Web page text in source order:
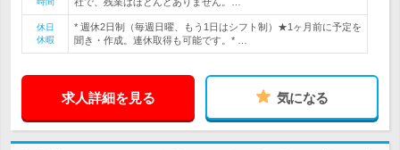
休日
休暇
* 週休2日制（毎週日曜、もう1日はシフト制）★1ヶ月前に予定を
聞き・作成。連休取得も可能です。* …
求人詳細を見る 気になる